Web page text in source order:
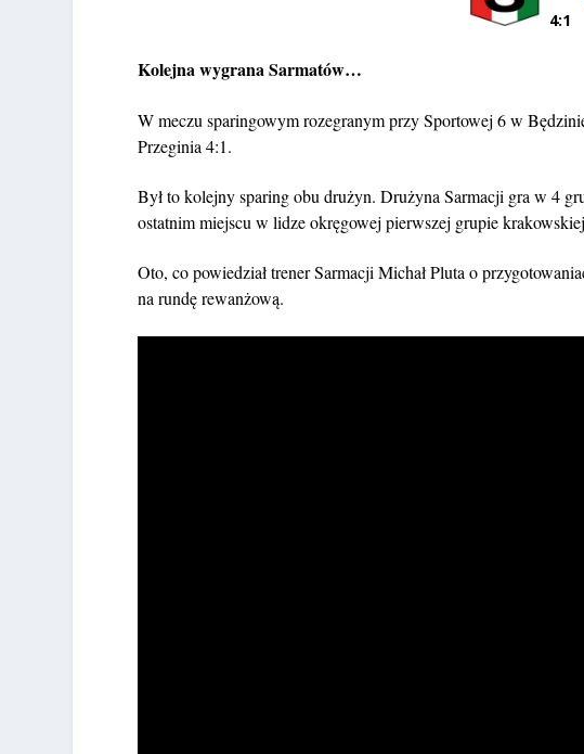
4:1
Kolejna wygrana Sarmatów…
W meczu sparingowym rozegranym przy Sportowej 6 w
Przeginia 4:1.
Był to kolejny sparing obu drużyn. Drużyna Sarmacji gra w 4
ostatnim miejscu w lidze okręgowej pierwszej grupie
Oto, co powiedział trener Sarmacji Michał Pluta o
na rundę rewanżową.